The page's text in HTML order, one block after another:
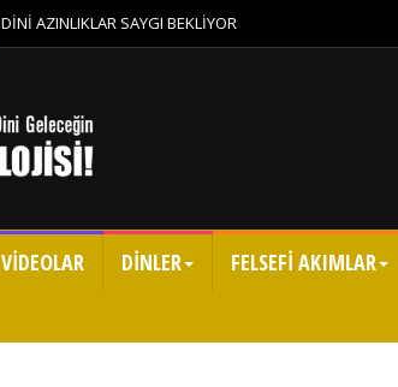
DİNİ AZINLIKLAR SAYGI BEKLİYOR
VİDEOLAR DİNLER FELSEFİ AKIMLAR